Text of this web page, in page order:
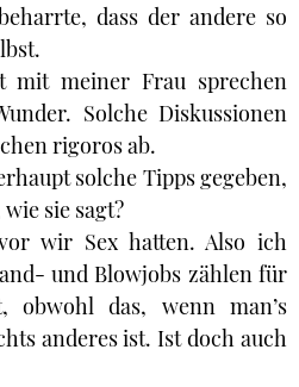
dass der andere so
mit meiner Frau sprechen
Solche Diskussionen
rigoros ab.
solche Tipps gegeben,
sie sagt?
wir Sex hatten. Also ich
und Blowjobs zählen für
obwohl das, wenn man’s
anderes ist. Ist doch auch